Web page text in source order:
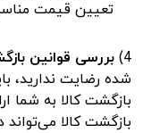
تعیین قیمت
4) بررسی قوانین
شده رضایت ندارید،
بازگشت کالا به شما
بازگشت کالا